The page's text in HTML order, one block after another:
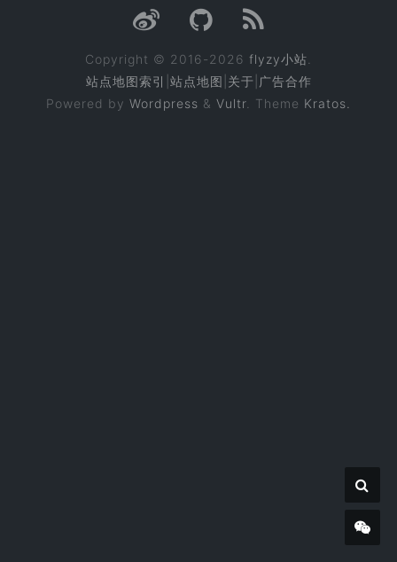
Copyright © 2016-2026 flyzy小站
站点地图索引 站点地图 关于 广告合作
Powered by Wordpress & Vultr . Theme Kratos.